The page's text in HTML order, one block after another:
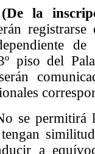
(De la
piso del
se permitirá
a